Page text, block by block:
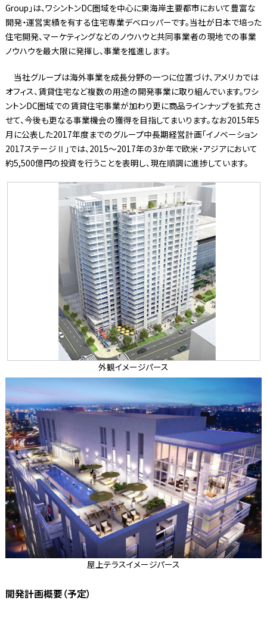
Group」は、ワシントンDC圏域を中心に東海岸主要都市において豊富な
開発・運営実績を有する住宅専業デベロッパーです。当社が日本で培った
住宅開発、マーケティングなどのノウハウと共同事業者の現地での事業
ノウハウを最大限に発揮し、事業を推進します。
当社グループは海外事業を成長分野の一つに位置づけ、アメリカでは
オフィス、賃貸住宅など複数の用途の開発事業に取り組んでいます。ワシ
ントンDC圏域での賃貸住宅事業が加わり更に商品ラインナップを拡充さ
せて、今後も更なる事業機会の獲得を目指してまいります。なお2015年5
月に公表した2017年度までのグループ中長期経営計画「イノベーション
2017ステージⅡ」では、2015～2017年の3か年で欧米・アジアにおいて
約5,500億円の投資を行うことを表明し、現在順調に進捗しています。
外観イメージパース
屋上テラスイメージパース
開発計画概要（予定）